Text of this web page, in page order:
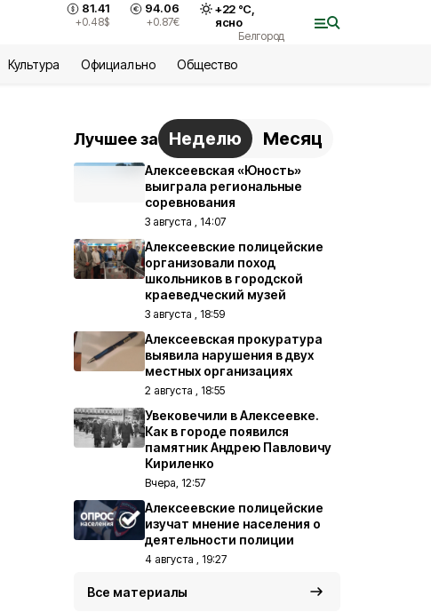
81.41
+0.48$
94.06
+0.87€
+22°С,
ясно
Белгород
Культура Официально Общество
Лучшее за Неделю Месяц
Алексеевская «Юность»
выиграла региональные
соревнования
3 августа , 14:07
Алексеевские полицейские
организовали поход
школьников в городской
краеведческий музей
3 августа , 18:59
Алексеевская прокуратура
выявила нарушения в двух
местных организациях
2 августа , 18:55
Увековечили в Алексеевке.
Как в городе появился
памятник Андрею Павловичу
Кириленко
Вчера, 12:57
Алексеевские полицейские
изучат мнение населения о
деятельности полиции
4 августа , 19:27
Все материалы